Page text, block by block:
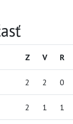
Z V R
2 2 0
2 1 1